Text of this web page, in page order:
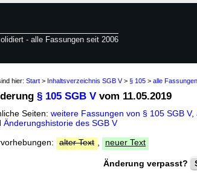
- alle Fassungen seit 2006
hier: Start > Inhaltsverzeichnis SGB V> § 105 > alle Fassungen
§ 105 SGB V vom 11.05.2019
Seiten: weitere Fassungen von § 105 SGB V,
Änderungshistorie des SGB V
alter Text neuer Text
Änderung verpasst?